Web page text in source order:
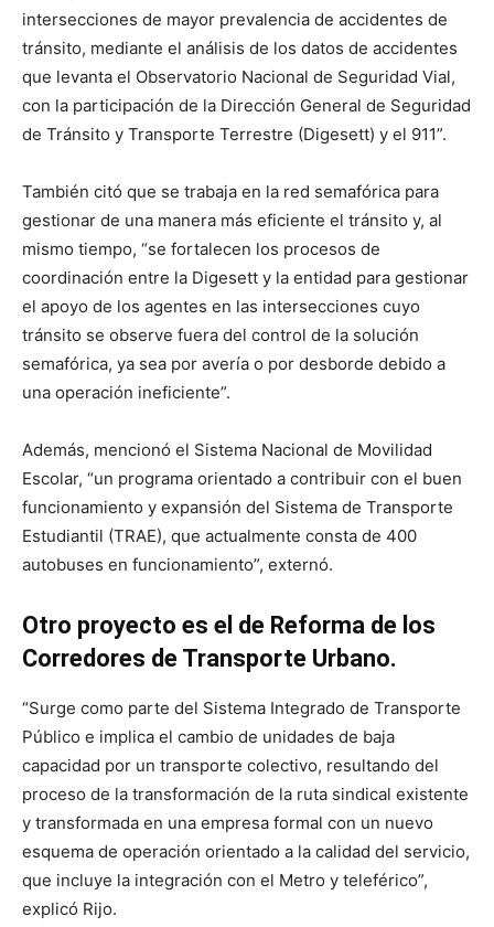
intersecciones de mayor prevalencia de accidentes de
tránsito, mediante el análisis de los datos de accidentes
que levanta el Observatorio Nacional de Seguridad Vial,
con la participación de la Dirección General de Seguridad
de Tránsito y Transporte Terrestre (Digesett) y el 911”.
También citó que se trabaja en la red semafórica para
gestionar de una manera más eficiente el tránsito y, al
mismo tiempo, “se fortalecen los procesos de
coordinación entre la Digesett y la entidad para gestionar
el apoyo de los agentes en las intersecciones cuyo
tránsito se observe fuera del control de la solución
semafórica, ya sea por avería o por desborde debido a
una operación ineficiente”.
Además, mencionó el Sistema Nacional de Movilidad
Escolar, “un programa orientado a contribuir con el buen
funcionamiento y expansión del Sistema de Transporte
Estudiantil (TRAE), que actualmente consta de 400
autobuses en funcionamiento”, externó.
Otro proyecto es el de Reforma de los
Corredores de Transporte Urbano.
“Surge como parte del Sistema Integrado de Transporte
Público e implica el cambio de unidades de baja
capacidad por un transporte colectivo, resultando del
proceso de la transformación de la ruta sindical existente
y transformada en una empresa formal con un nuevo
esquema de operación orientado a la calidad del servicio,
que incluye la integración con el Metro y teleférico”,
explicó Rijo.